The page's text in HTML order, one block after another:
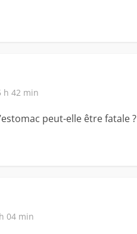
h 42 min
peut-elle être fatale ?
04 min